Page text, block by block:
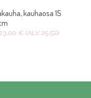
kauhaosa 15
€ (ALV 25.5%)